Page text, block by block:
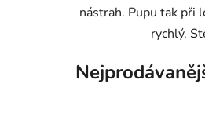
nástrah. Pupu tak při
rychlý.